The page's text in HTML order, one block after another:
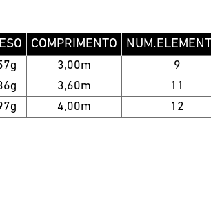
COMPRIMENTO
3,00m
9
3,60m
11
4,00m 12